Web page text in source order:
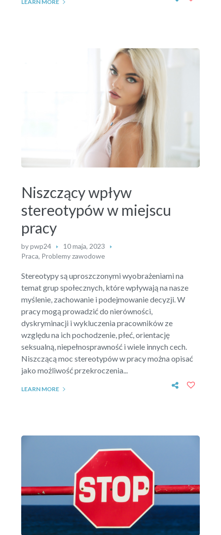
LEARN MORE
Niszczący wpływ
stereotypów w miejscu
pracy
bypwp24
10 maja, 2023
Praca, Problemy zawodowe
Stereotypy są uproszczonymi wyobrażeniami na
temat grup społecznych, które wpływają na nasze
myślenie, zachowanie i podejmowanie decyzji. W
pracy mogą prowadzić do nierówności,
dyskryminacji i wykluczenia pracowników ze
względu na ich pochodzenie, płeć, orientację
seksualną, niepełnosprawność i wiele innych cech.
Niszczącą moc stereotypów w pracy można opisać
jako możliwość przekroczenia...
LEARN MORE